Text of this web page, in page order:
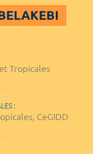
Tropicales
:
CeGIDD